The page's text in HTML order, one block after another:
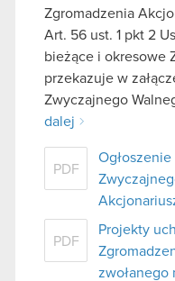
Zgromadzenia
Art. 56 ust. 1 pkt 2
bieżące i okresowe
przekazuje w
Zwyczajnego
dalej
PDF
PDF
Projekty
zwołanego